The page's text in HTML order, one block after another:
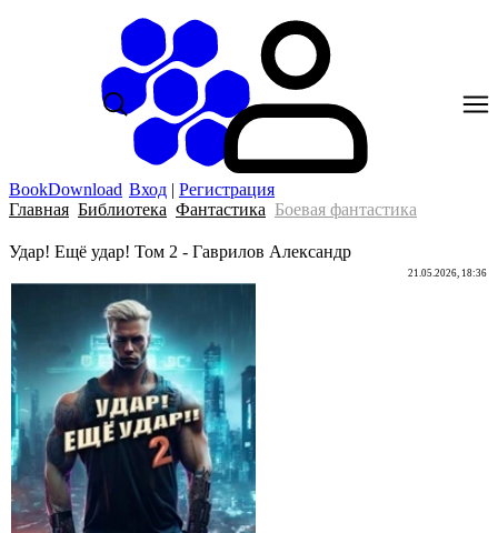
BookDownload Вход | Регистрация
Главная Библиотека Фантастика Боевая фантастика
Удар! Ещё удар! Том 2 - Гаврилов Александр
21.05.2026, 18:36